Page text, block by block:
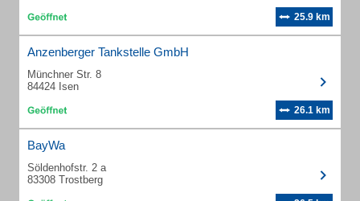
25.9 km
Anzenberger Tankstelle GmbH
Münchner Str. 8
84424 Isen
26.1 km
BayWa
Söldenhofstr. 2 a
83308 Trostberg